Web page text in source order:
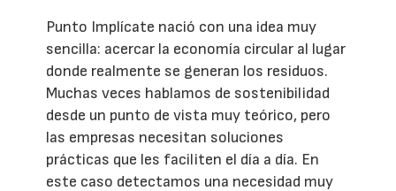
Punto Implícate nació con una idea muy
sencilla: acercar la economía circular al lugar
donde realmente se generan los residuos.
Muchas veces hablamos de sostenibilidad
desde un punto de vista muy teórico, pero
las empresas necesitan soluciones
prácticas que les faciliten el día a día. En
este caso detectamos una necesidad muy